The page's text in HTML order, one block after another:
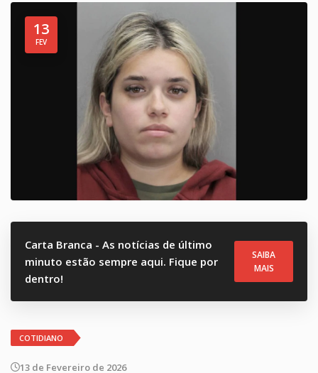
13
FEV
Carta Branca - As notícias de último
minuto estão sempre aqui. Fique por
dentro!
SAIBA
MAIS
COTIDIANO
13 de Fevereiro de 2026